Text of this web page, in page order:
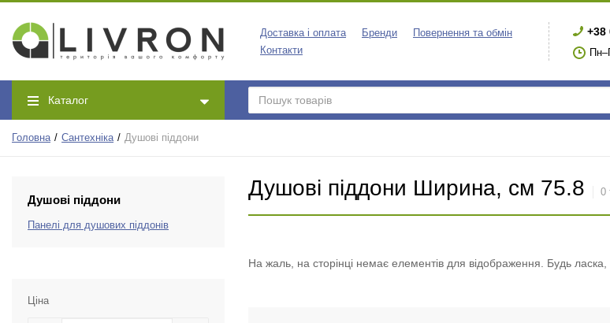
Доставка і оплата Бренди
Повернення та обмін
Контакти
+38
Каталог
Головна Сантехніка Душові піддони
Душові піддони
Панелі для душових піддонів
Ціна
Душові піддони Ширина, см 75.8 0
На жаль, на сторінці немає елементів для відображення. Будь ласка,